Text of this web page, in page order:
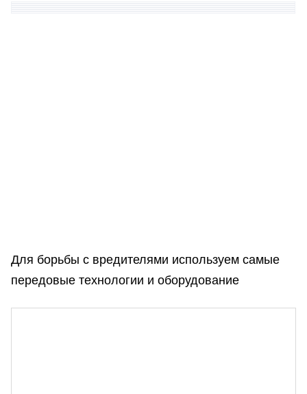
Для борьбы с вредителями используем самые
передовые технологии и оборудование